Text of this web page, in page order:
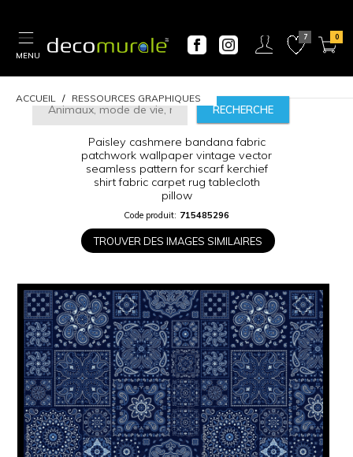
Largeur
Hauteur
ACCUEIL RESSOURCES GRAPHIQUES
RECHERCHE
Paisley cashmere bandana fabric
patchwork wallpaper vintage vector
seamless pattern for scarf kerchief
shirt fabric carpet rug tablecloth
pillow
TROUVER DES IMAGES SIMILAIRES